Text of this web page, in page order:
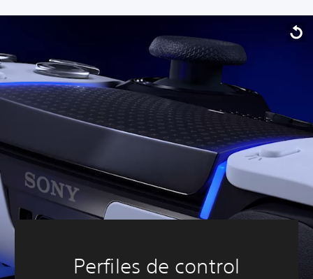
Perfiles de control